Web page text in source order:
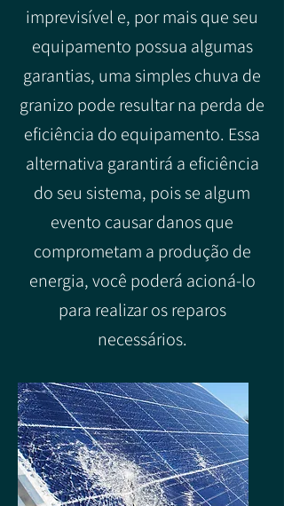
imprevisível e, por mais que seu
equipamento possua algumas
garantias, uma simples chuva de
granizo pode resultar na perda de
eficiência do equipamento. Essa
alternativa garantirá a eficiência
do seu sistema, pois se algum
evento causar danos que
comprometam a produção de
energia, você poderá acioná-lo
para realizar os reparos
necessários.